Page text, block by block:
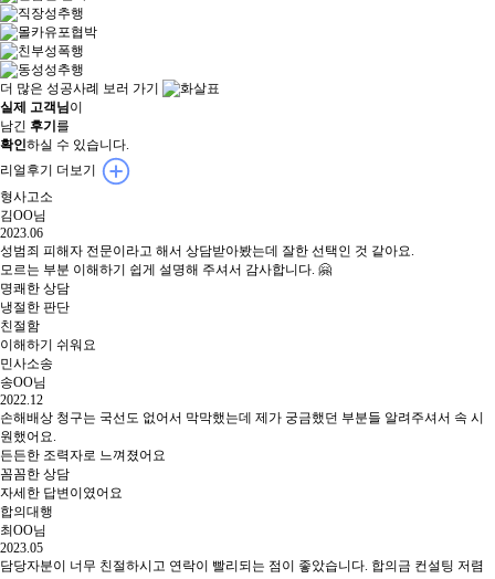
더 많은 성공사례 보러 가기
실제 고객님 이
남긴 후기 를
확인하실 수 있습니다.
리얼후기 더보기
형사고소
김OO님
2023.06
성범죄 피해자 전문이라고 해서 상담받아봤는데 잘한 선택인 것 같아요.
모르는 부분 이해하기 쉽게 설명해 주셔서 감사합니다. 🤗
명쾌한 상담
냉절한 판단
친절함
이해하기 쉬워요
민사소송
송OO님
2022.12
손해배상 청구는 국선도 없어서 막막했는데 제가 궁금했던 부분들 알려주셔서 속 시
원했어요.
든든한 조력자로 느껴졌어요
꼼꼼한 상담
자세한 답변이였어요
합의대행
최OO님
2023.05
담당자분이 너무 친절하시고 연락이 빨리되는 점이 좋았습니다. 합의금 컨설팅 저렴